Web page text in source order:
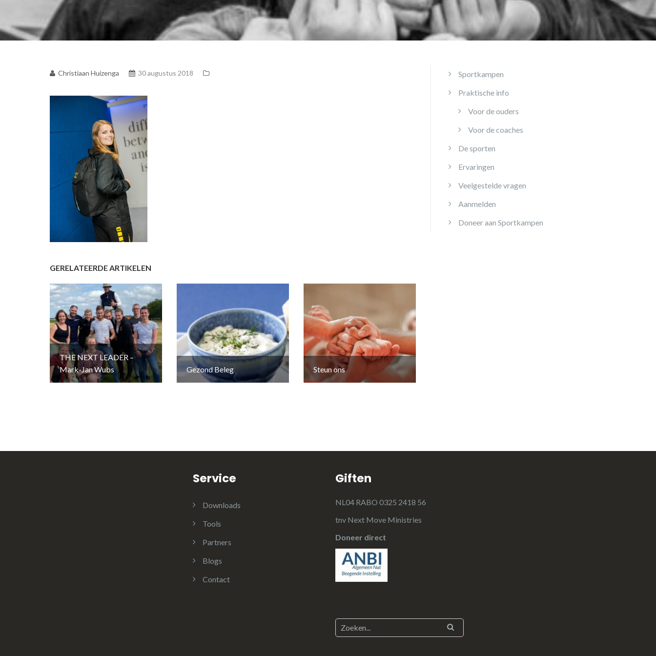
Christiaan Huizenga 30 augustus 2018
GERELATEERDE ARTIKELEN
THE NEXT LEADER –
Mark-Jan Wubs
Gezond Beleg Steun ons
Sportkampen
Praktische info
Voor de ouders
Voor de coaches
De sporten
Ervaringen
Veelgestelde vragen
Aanmelden
Doneer aan Sportkampen
Service
Downloads
Tools
Partners
Blogs
Contact
Giften
NL04 RABO 0325 2418 56
tnv Next Move Ministries
Doneer direct